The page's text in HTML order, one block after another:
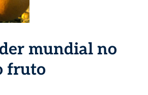
mundial no
fruto